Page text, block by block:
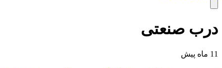
درب صنعتی
11 ماه پیش